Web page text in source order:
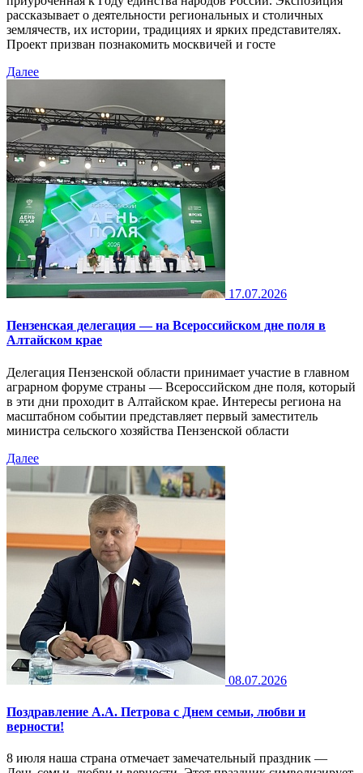
рассказывает о деятельности региональных и столичных
землячеств, их истории, традициях и ярких представителях.
Проект призван познакомить москвичей и госте
Далее
17.07.2026
Пензенская делегация — на Всероссийском дне поля в
Алтайском крае
Делегация Пензенской области принимает участие в главном
аграрном форуме страны — Всероссийском дне поля, который
в эти дни проходит в Алтайском крае. Интересы региона на
масштабном событии представляет первый заместитель
министра сельского хозяйства Пензенской области
Далее
08.07.2026
Поздравление А.А. Петрова с Днем семьи, любви и
верности!
8 июля наша страна отмечает замечательный праздник —